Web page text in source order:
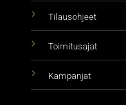
Tilausohjeet
Toimitusajat
Kampanjat